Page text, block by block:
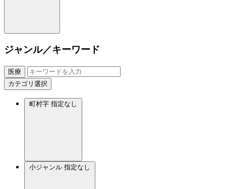
ジャンル／キーワード
医療
カテゴリ選択
町村字 指定なし
小ジャンル 指定なし